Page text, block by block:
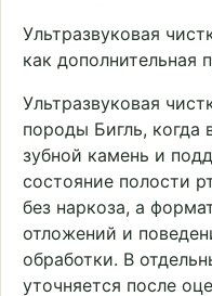
Ультразвуковая
как дополнительная
Ультразвуковая
породы Бигль, когда
зубной камень и
состояние полости
без наркоза, а
отложений и
обработки. В
уточняется после